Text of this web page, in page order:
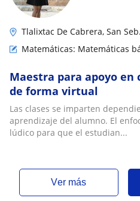
Tlalixtac De Cabrera, San
Matemáticas: Matemáticas
Maestra para apoyo en
de forma virtual
Las clases se imparten
aprendizaje del alumno. El
lúdico para que el estudian...
ver más